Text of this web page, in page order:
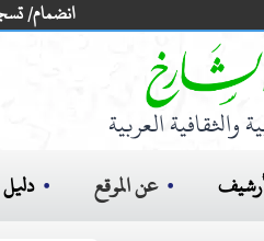
انضمام/
والثقافية العربية
عن الموقع دليل